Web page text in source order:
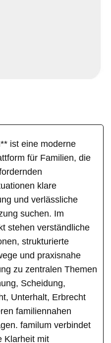
ist eine moderne
für Familien, die
klare
und verlässliche
suchen. Im
stehen verständliche
strukturierte
und praxisnahe
zu zentralen Themen
Scheidung,
Unterhalt, Erbrecht
familiennahen
familum verbindet
Klarheit mit